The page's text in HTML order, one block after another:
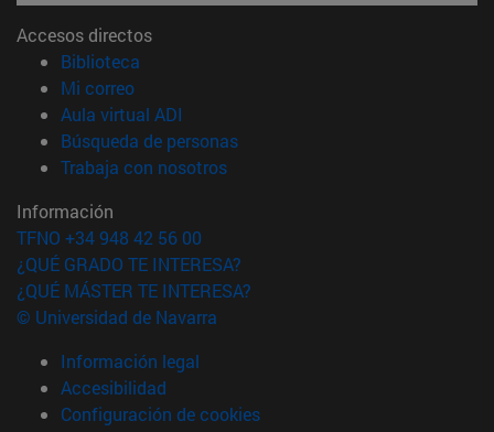
Accesos directos
Biblioteca
Mi correo(abre en nueva ventana)
Aula virtual ADI
Búsqueda de personas(abre en nueva ventana)
Trabaja con nosotros(abre en nueva ventana)
Información
TFNO +34 948 42 56 00
¿QUÉ GRADO TE INTERESA?
¿QUÉ MÁSTER TE INTERESA?
© Universidad de Navarra
Información legal
Accesibilidad
Configuración de cookies